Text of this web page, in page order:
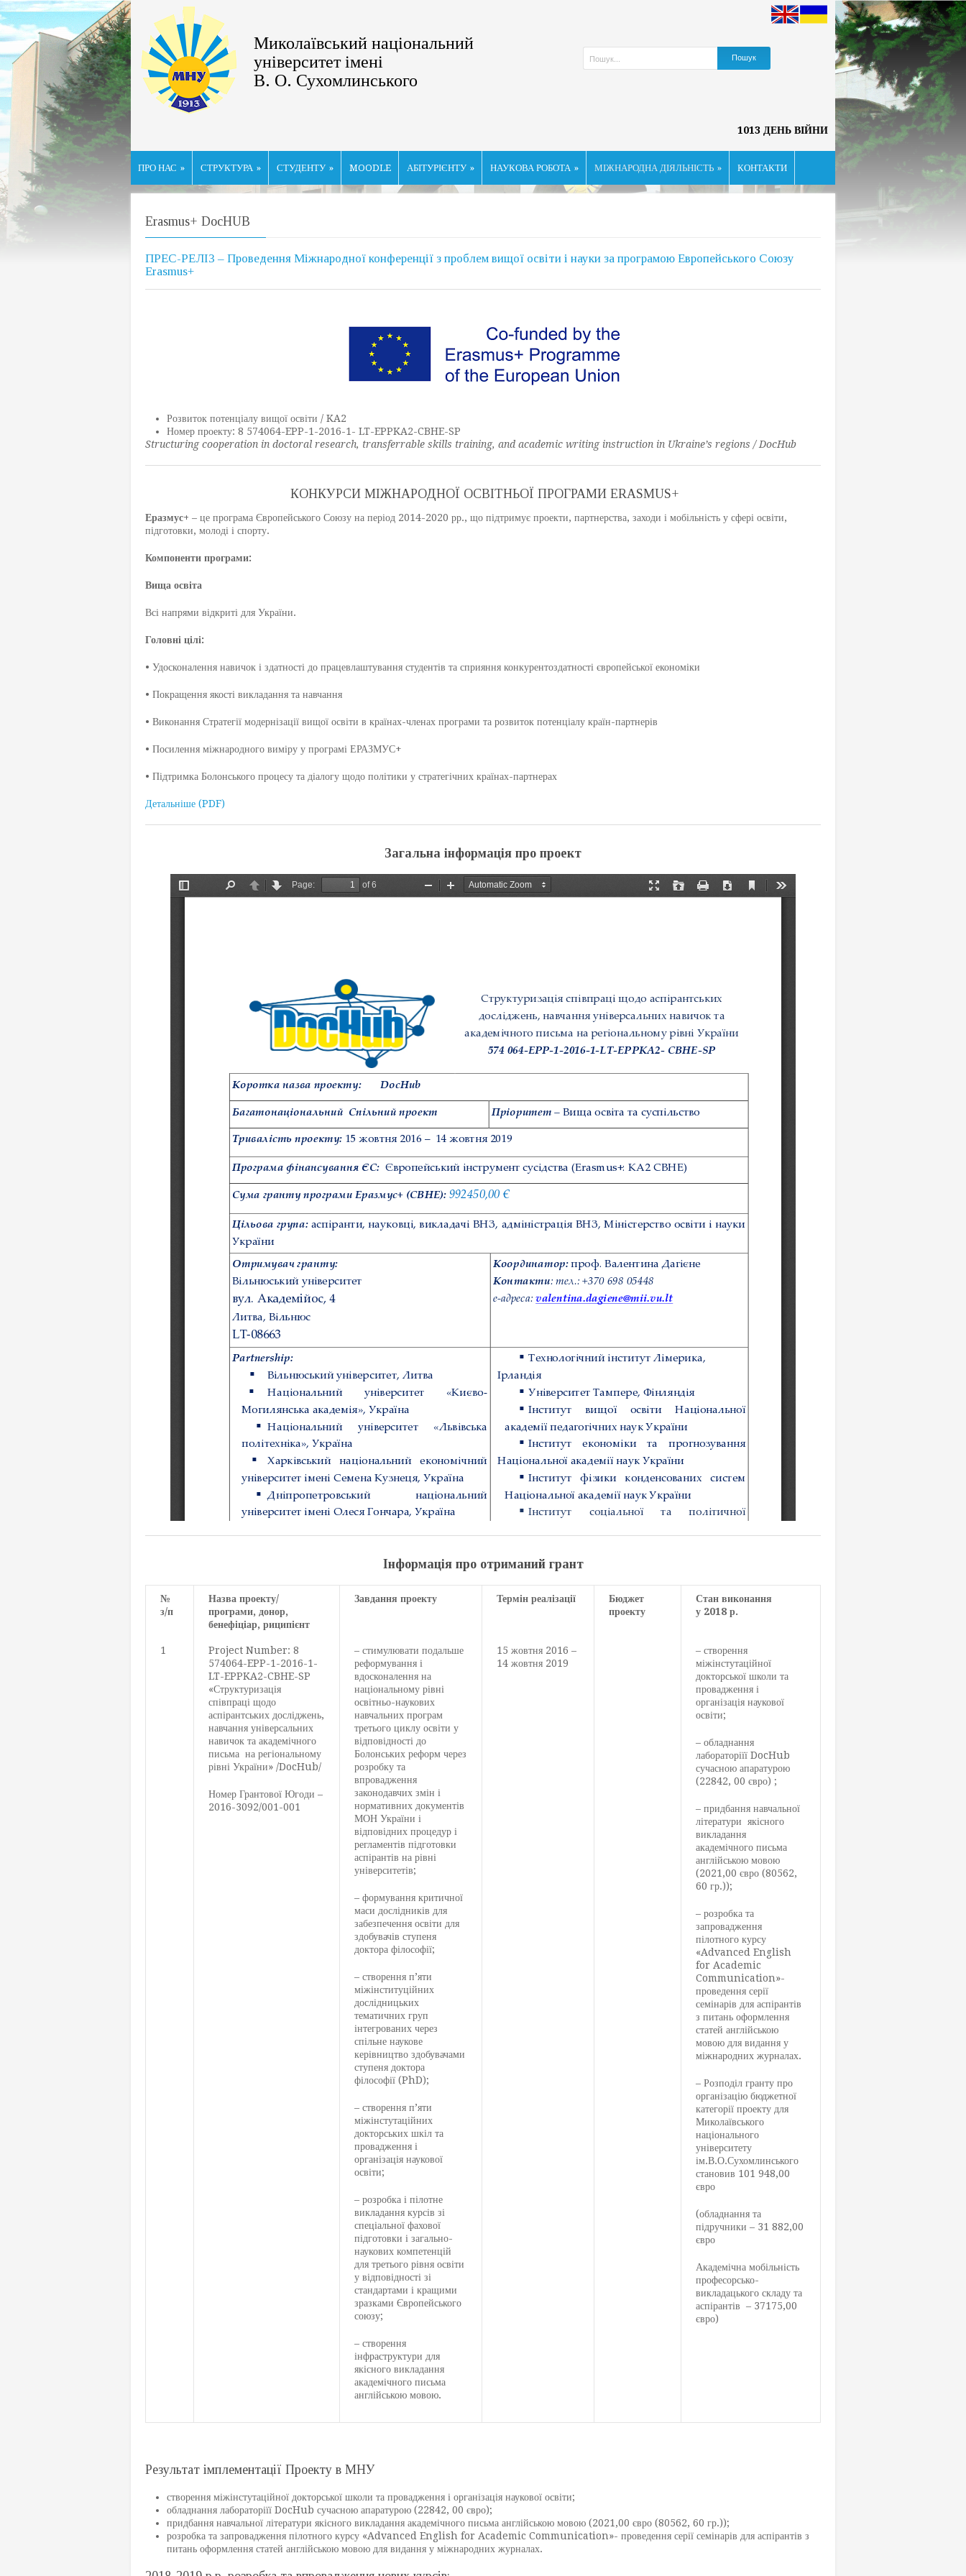
Миколаївський національний
університет імені
В. О. Сухомлинського
1013 ДЕНЬ ВІЙНИ
ПРО НАС » СТРУКТУРА » СТУДЕНТУ » MOODLE АБІТУРІЄНТУ » НАУКОВА РОБОТА » МІЖНАРОДНА ДІЯЛЬНІСТЬ » КОНТАКТИ
Erasmus+ DocHUB
ПРЕС-РЕЛІЗ – Проведення Міжнародної конференції з проблем вищої освіти і науки за програмою Европейського Союзу
Erasmus+
Розвиток потенціалу вищої освіти / KA2
Номер проекту: 8 574064-EPP-1-2016-1- LT-EPPKA2-CBHE-SP
Structuring cooperation in doctoral research, transferrable skills training, and academic writing instruction in Ukraine’s regions / DocHub
КОНКУРСИ МІЖНАРОДНОЇ ОСВІТНЬОЇ ПРОГРАМИ ERASMUS+
Еразмус+ – це програма Європейського Союзу на період 2014-2020 рр., що підтримує проекти, партнерства, заходи і мобільність у сфері освіти,
підготовки, молоді і спорту.
Компоненти програми:
Вища освіта
Всі напрями відкриті для України.
Головні цілі:
• Удосконалення навичок і здатності до працевлаштування студентів та сприяння конкурентоздатності європейської економіки
• Покращення якості викладання та навчання
• Виконання Стратегії модернізації вищої освіти в країнах-членах програми та розвиток потенціалу країн-партнерів
• Посилення міжнародного виміру у програмі ЕРАЗМУС+
• Підтримка Болонського процесу та діалогу щодо політики у стратегічних країнах-партнерах
Детальніше (PDF)
Загальна інформація про проект
Інформація про отриманий грант
№
з/п
Назва проекту/
програми, донор,
бенефіціар, риципієнт
Завдання проекту Термін реалізації
Бюджет
проекту
Стан виконання
у 2018 р.
1
Project Number: 8
574064-EPP-1-2016-1-
LT-EPPKA2-CBHE-SP
«Структуризація
співпраці щодо
аспірантських досліджень,
навчання універсальних
навичок та академічного
письма на регіональному
рівні України» /DocHub/
Номер Грантової Югоди –
2016-3092/001-001
– стимулювати подальше
реформування і
вдосконалення на
національному рівні
освітньо-наукових
навчальних програм
третього циклу освіти у
відповідності до
Болонських реформ через
розробку та
впровадження
законодавчих змін і
нормативних документів
МОН України і
відповідних процедур і
регламентів підготовки
аспірантів на рівні
університетів;
– формування критичної
маси дослідників для
забезпечення освіти для
здобувачів ступеня
доктора філософії;
– створення п’яти
міжінституційних
дослідницьких
тематичних груп
інтегрованих через
спільне наукове
керівництво здобувачами
ступеня доктора
філософії (PhD);
– створення п’яти
міжінстутаційних
докторських шкіл та
провадження і
організація наукової
освіти;
– розробка і пілотне
викладання курсів зі
спеціальної фахової
підготовки і загально-
наукових компетенцій
для третього рівня освіти
у відповідності зі
стандартами і кращими
зразками Європейського
союзу;
– створення
інфраструктури для
якісного викладання
академічного письма
англійською мовою.
15 жовтня 2016 –
14 жовтня 2019
– створення
міжінстутаційної
докторської школи та
провадження і
організація наукової
освіти;
– обладнання
лабораторіїї DocHub
сучасною апаратурою
(22842, 00 євро) ;
– придбання навчальної
літератури якісного
викладання
академічного письма
англійською мовою
(2021,00 євро (80562,
60 гр.));
– розробка та
запровадження
пілотного курсу
«Advanced English
for Academic
Communication»-
проведення серії
семінарів для аспірантів
з питань оформлення
статей англійською
мовою для видання у
міжнародних журналах.
– Розподіл гранту про
організацію бюджетної
категорії проекту для
Миколаївського
національного
університету
ім.В.О.Сухомлинського
становив 101 948,00
євро
(обладнання та
підручники – 31 882,00
євро
Академічна мобільність
професорсько-
викладацького складу та
аспірантів – 37175,00
євро)
Результат імплементації Проекту в МНУ
створення міжінстутаційної докторської школи та провадження і організація наукової освіти;
обладнання лабораторіїї DocHub сучасною апаратурою (22842, 00 євро);
придбання навчальної літератури якісного викладання академічного письма англійською мовою (2021,00 євро (80562, 60 гр.));
розробка та запровадження пілотного курсу «Advanced English for Academic Communication»- проведення серії семінарів для аспірантів з
питань оформлення статей англійською мовою для видання у міжнародних журналах.